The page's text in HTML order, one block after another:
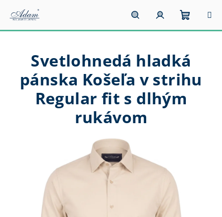
obsah
HľadaťPrihlásenie
košík
Svetlohnedá hladká
pánska Košeľa v strihu
Regular fit s dlhým
rukávom